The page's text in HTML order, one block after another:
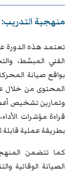
منهجية التدريب:
تعتمد هذه الدورة
الفني المبسّط،
بواقع صيانة
المحتوى من خلال
وتمارين تشخيص
قراءة مؤشرات
بطريقة عملية
كما تتضمن
الصيانة الوقائية